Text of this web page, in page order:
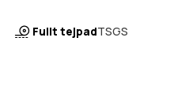
Fullt tejpadTSGS